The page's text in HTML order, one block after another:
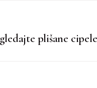
plišane